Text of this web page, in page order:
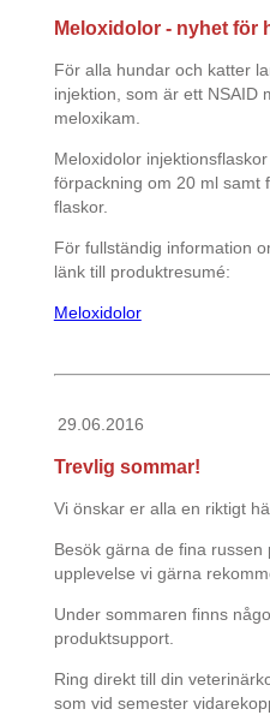
Meloxidolor - nyhet för
För alla hundar och katter
injektion, som är ett NSAID
meloxikam.
Meloxidolor
förpackning om 20 ml samt
flaskor.
För fullständig information
länk till produktresumé:
Meloxidolor
29.06.2016
Trevlig sommar!
Vi önskar er alla en riktigt
Besök gärna de fina russen
upplevelse vi gärna
Under sommaren finns
produktsupport.
Ring direkt till din
som vid semester